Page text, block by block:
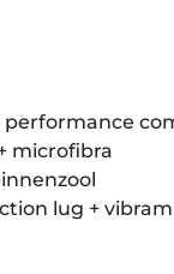
performance
microfibra
lug +